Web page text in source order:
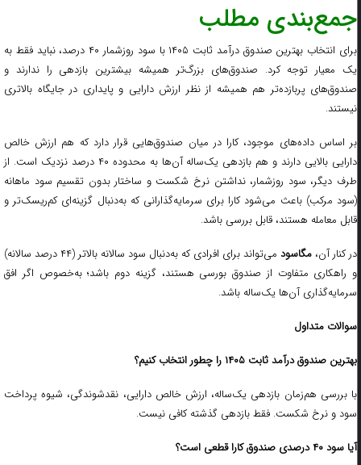
جمع‌بندی مطلب
برای انتخاب بهترین صندوق درآمد ثابت ۱۴۰۵ با سود روزشمار ۴۰ درصد، نباید فقط به
یک معیار توجه کرد. صندوق‌های بزرگ‌تر همیشه بیشترین بازدهی را ندارند و
صندوق‌های پربازده‌تر هم همیشه از نظر ارزش دارایی و پایداری در جایگاه بالاتری
نیستند.
بر اساس داده‌های موجود، کارا در میان صندوق‌هایی قرار دارد که هم ارزش خالص
دارایی بالایی دارند و هم بازدهی یک‌ساله آن‌ها به محدوده ۴۰ درصد نزدیک است. از
طرف دیگر، سود روزشمار، نداشتن نرخ شکست و ساختار بدون تقسیم سود ماهانه
(سود مرکب) باعث می‌شود کارا برای سرمایه‌گذارانی که به‌دنبال گزینه‌ای کم‌ریسک‌تر و
قابل معامله هستند، قابل بررسی باشد.
در کنار آن، مگاسود
می‌تواند برای افرادی که به‌دنبال سود سالانه بالاتر (۴۴ درصد سالانه)
و راهکاری متفاوت از صندوق بورسی هستند، گزینه دوم باشد؛ به‌خصوص اگر افق
سرمایه‌گذاری آن‌ها یک‌ساله باشد.
سوالات متداول
بهترین صندوق درآمد ثابت ۱۴۰۵ را چطور انتخاب کنیم؟
با بررسی هم‌زمان بازدهی یک‌ساله، ارزش خالص دارایی، نقدشوندگی، شیوه پرداخت
سود و نرخ شکست. فقط بازدهی گذشته کافی نیست.
آیا سود ۴۰ درصدی صندوق کارا قطعی است؟